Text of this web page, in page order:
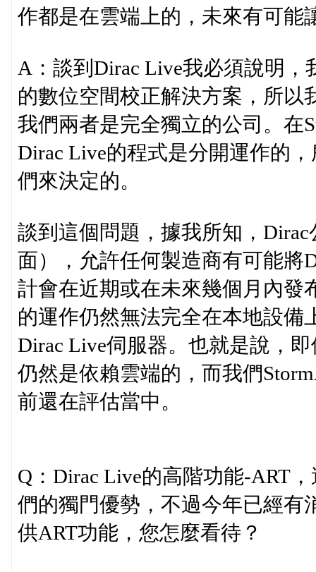
作都是在雲端上的，未來有可能
A：談到Dirac Live我必須說明
的數位空間校正解決方案，所以
我們兩者是完全獨立的公司。在
Dirac Live的程式是分開運作的
們來決定的。
談到這個問題，據我所知，
面），允許任何製造商有可能將
計會在近期或在未來幾個月內發
的運作仍然無法完全在本地設備
Dirac Live伺服器。也就是說，
仍然是依賴雲端的，而我們
前還在評估當中。
Q：Dirac Live的高階功能-ART
們的獨門優勢，不過今年已經有
供ART功能，您怎麼看待？